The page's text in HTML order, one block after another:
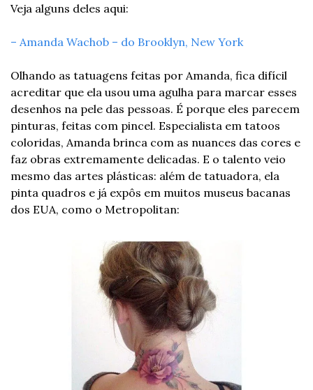
Veja alguns deles aqui:
– Amanda Wachob – do Brooklyn, New York
Olhando as tatuagens feitas por Amanda, fica difícil
acreditar que ela usou uma agulha para marcar esses
desenhos na pele das pessoas. É porque eles parecem
pinturas, feitas com pincel. Especialista em tatoos
coloridas, Amanda brinca com as nuances das cores e
faz obras extremamente delicadas. E o talento veio
mesmo das artes plásticas: além de tatuadora, ela
pinta quadros e já expôs em muitos museus bacanas
dos EUA, como o Metropolitan: